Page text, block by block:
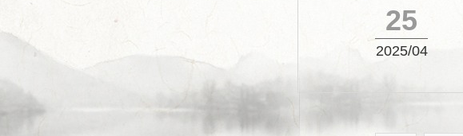
25
2025/04